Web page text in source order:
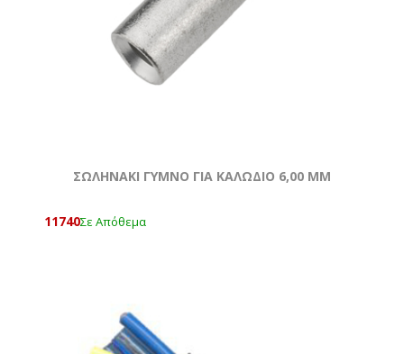
ΣΩΛΗΝΑΚΙ ΓΥΜΝΟ ΓΙΑ ΚΑΛΩΔΙΟ 6,00 MM
11740Σε Απόθεμα